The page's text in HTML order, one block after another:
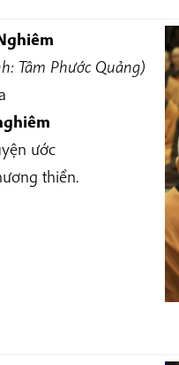
Tâm Phước Quảng)
ước
thiền.